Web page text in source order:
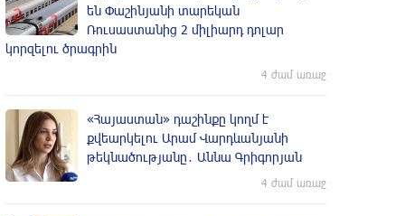
են Փաշինյանի տարեկան
Ռուսաստանից 2 միլիարդ դոլար
կորզելու ծրագրին
4 ժամ առաջ
«Հայաստան» դաշինքը կողմ է
քվեարկելու Արամ Վարդևանյանի
թեկնածությանը․ Աննա Գրիգորյան
4 ժամ առաջ